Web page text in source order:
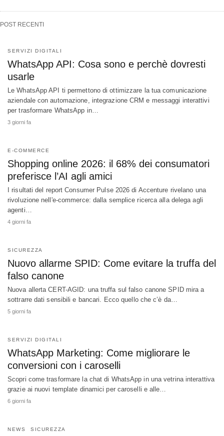
POST RECENTI
SERVIZI DIGITALI
WhatsApp API: Cosa sono e perchè dovresti
usarle
Le WhatsApp API ti permettono di ottimizzare la tua comunicazione
aziendale con automazione, integrazione CRM e messaggi interattivi
per trasformare WhatsApp in…
3 giorni fa
E-COMMERCE
Shopping online 2026: il 68% dei consumatori
preferisce l’AI agli amici
I risultati del report Consumer Pulse 2026 di Accenture rivelano una
rivoluzione nell'e-commerce: dalla semplice ricerca alla delega agli
agenti…
4 giorni fa
SICUREZZA
Nuovo allarme SPID: Come evitare la truffa del
falso canone
Nuova allerta CERT-AGID: una truffa sul falso canone SPID mira a
sottrarre dati sensibili e bancari. Ecco quello che c’è da…
5 giorni fa
SERVIZI DIGITALI
WhatsApp Marketing: Come migliorare le
conversioni con i caroselli
Scopri come trasformare la chat di WhatsApp in una vetrina interattiva
grazie ai nuovi template dinamici per caroselli e alle…
6 giorni fa
NEWS SICUREZZA